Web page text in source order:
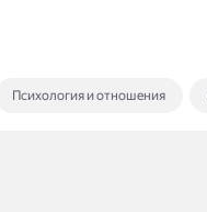
Психология и отношения